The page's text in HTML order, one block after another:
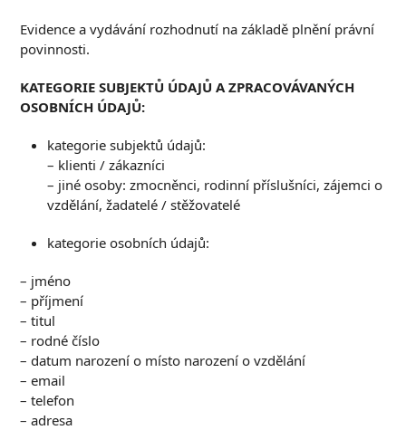
Evidence a vydávání rozhodnutí na základě plnění právní
povinnosti.
KATEGORIE SUBJEKTŮ ÚDAJŮ A ZPRACOVÁVANÝCH
OSOBNÍCH ÚDAJŮ:
kategorie subjektů údajů:
– klienti / zákazníci
– jiné osoby: zmocněnci, rodinní příslušníci, zájemci o
vzdělání, žadatelé / stěžovatelé
kategorie osobních údajů:
– jméno
– příjmení
– titul
– rodné číslo
– datum narození o místo narození o vzdělání
– email
– telefon
– adresa